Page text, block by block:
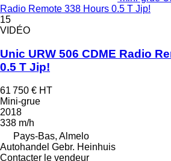
Radio Remote 338 Hours 0.5 T Jip!
15
VIDÉO
Unic URW 506 CDME Radio
0.5 T Jip!
61 750 € HT
Mini-grue
2018
338 m/h
Pays-Bas, Almelo
Autohandel Gebr. Heinhuis
Contacter le vendeur